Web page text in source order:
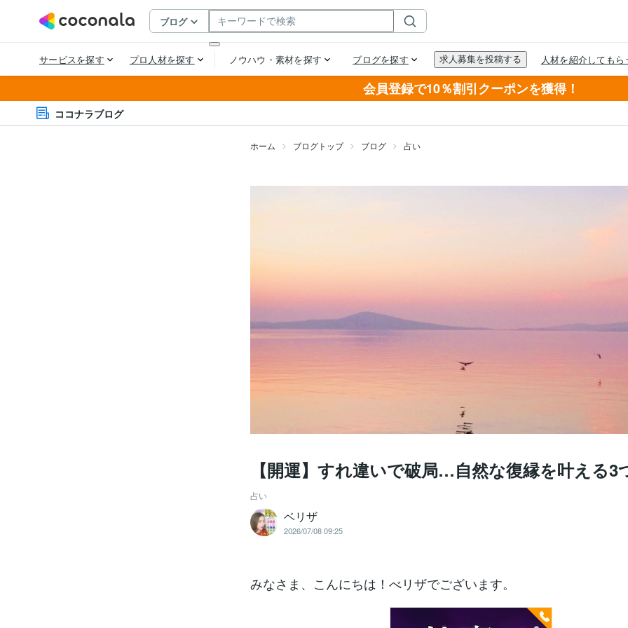
会員登録で10％割引クーポンを獲得！
ココナラブログ
ホーム ブログトップ ブログ 占い
【開運】すれ違いで破局…自然な復縁を叶える3
占い
ベリザ
2026/07/08 09:25
みなさま、こんにちは！べリザでございます。